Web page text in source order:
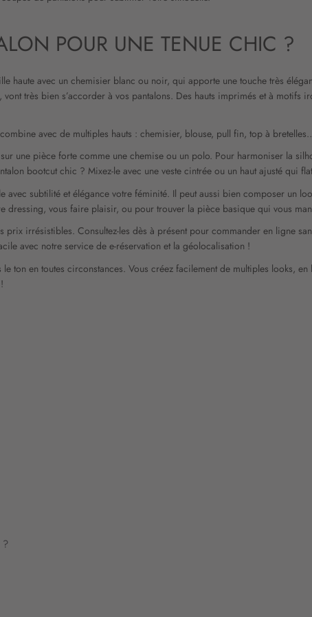
POUR UNE TENUE CHIC ?
haute avec un chemisier blanc ou noir, qui apporte une touche très
très bien s’accorder à vos pantalons. Des hauts imprimés et à motifs
avec de multiples hauts : chemisier, blouse, pull fin, top à
une pièce forte comme une chemise ou un polo. Pour harmoniser la
bootcut chic ? Mixez-le avec une veste cintrée ou un haut ajusté qui
subtilité et élégance votre féminité. Il peut aussi bien composer un
dressing, vous faire plaisir, ou pour trouver la pièce basique qui vous
irrésistibles. Consultez-les dès à présent pour commander en ligne
avec notre service de e-réservation et la géolocalisation !
ton en toutes circonstances. Vous créez facilement de multiples looks,
?
t
e
t
d
n
o
m
a
t